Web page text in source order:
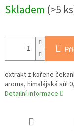
cena:
Skladem (>5
extrakt z kořene
aroma, himalájská sůl
Detailní informace